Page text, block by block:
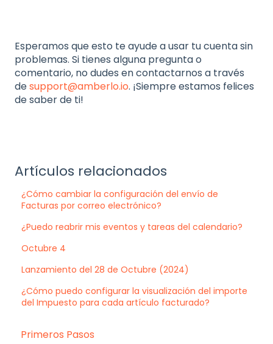
Esperamos que esto te ayude a usar tu cuenta sin
problemas. Si tienes alguna pregunta o
comentario, no dudes en contactarnos a través
desupport@amberlo.io. ¡Siempre estamos felices
de saber de ti!
Artículos relacionados
¿Cómo cambiar la configuración del envío de
Facturas por correo electrónico?
¿Puedo reabrir mis eventos y tareas del calendario?
Octubre 4
Lanzamiento del 28 de Octubre (2024)
¿Cómo puedo configurar la visualización del importe
del Impuesto para cada artículo facturado?
Primeros Pasos